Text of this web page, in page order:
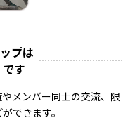
プは
です
メンバー同士の交流、限
できます。